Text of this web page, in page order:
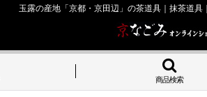
玉露の産地「京都・京田辺」の茶道具｜抹茶道具
商品検索